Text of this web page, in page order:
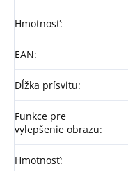
Hmotnosť:
EAN:
Dĺžka prísvitu:
Funkce pre
vylepšenie obrazu:
Hmotnosť: